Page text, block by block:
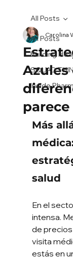
All Posts
Building
SQUAD
Inside
All Posts
Azules
Carolina
Más
salud
En el
intensa.
de precios
visita
estás en